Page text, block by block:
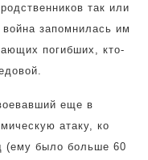
так или
запомнилась им
погибших, кто-
еще в
атаку, ко
(ему было больше 60